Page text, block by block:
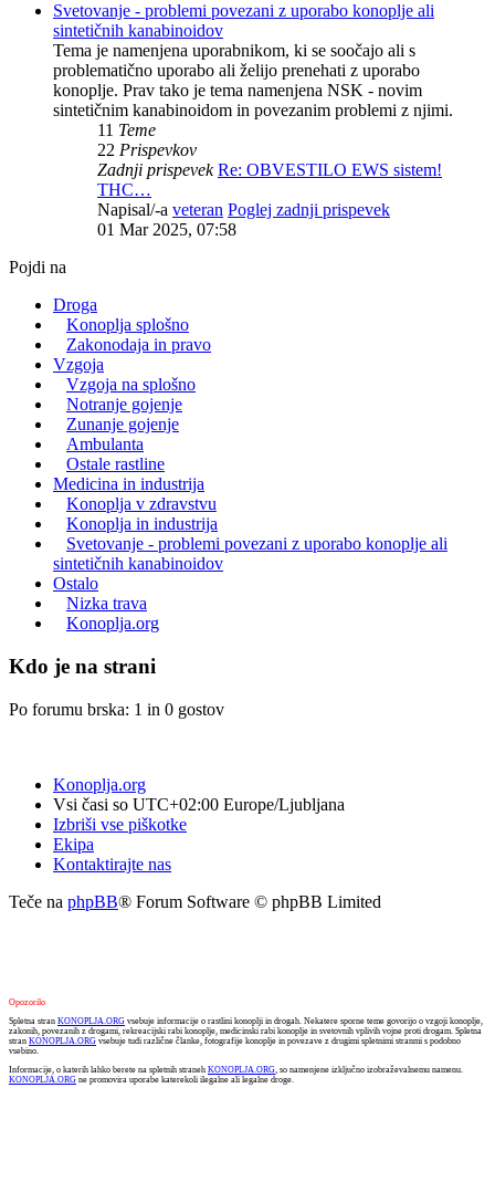
Svetovanje - problemi povezani z uporabo konoplje ali
sintetičnih kanabinoidov
Tema je namenjena uporabnikom, ki se soočajo ali s
problematično uporabo ali želijo prenehati z uporabo
konoplje. Prav tako je tema namenjena NSK - novim
sintetičnim kanabinoidom in povezanim problemi z njimi.
11 Teme
22 Prispevkov
Zadnji prispevek Re: OBVESTILO EWS sistem!
THC…
Napisal/-a veteran Poglej zadnji prispevek
01 Mar 2025, 07:58
Pojdi na
Droga
Konoplja splošno
Zakonodaja in pravo
Vzgoja
Vzgoja na splošno
Notranje gojenje
Zunanje gojenje
Ambulanta
Ostale rastline
Medicina in industrija
Konoplja v zdravstvu
Konoplja in industrija
Svetovanje - problemi povezani z uporabo konoplje ali
sintetičnih kanabinoidov
Ostalo
Nizka trava
Konoplja.org
Kdo je na strani
Po forumu brska: 1 in 0 gostov
Konoplja.org
Vsi časi so UTC+02:00 Europe/Ljubljana
Izbriši vse piškotke
Ekipa
Kontaktirajte nas
Teče na phpBB® Forum Software © phpBB Limited
Opozorilo
Spletna stran KONOPLJA.ORG vsebuje informacije o rastlini konoplji in drogah. Nekatere sporne teme govorijo o vzgoji konoplje,
zakonih, povezanih z drogami, rekreacijski rabi konoplje, medicinski rabi konoplje in svetovnih vplivih vojne proti drogam. Spletna
stran KONOPLJA.ORG vsebuje tudi različne članke, fotografije konoplje in povezave z drugimi spletnimi stranmi s podobno
vsebino.
Informacije, o katerih lahko berete na spletnih straneh KONOPLJA.ORG, so namenjene izključno izobraževalnemu namenu.
KONOPLJA.ORG ne promovira uporabe katerekoli ilegalne ali legalne droge.